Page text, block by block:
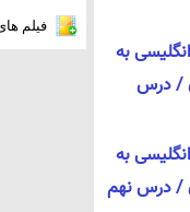
به
/ درس
به
/ درس نهم
فیلم